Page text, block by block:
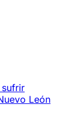
sufrir
León